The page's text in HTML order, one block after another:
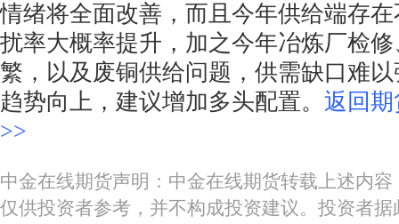
情绪将全面改善，而且今年供给端存
扰率大概率提升，加之今年冶炼厂检
繁，以及废铜供给问题，供需缺口难
趋势向上，建议增加多头配置。 返回
>>
中金在线期货声明：中金在线期货转载上述内
仅供投资者参考，并不构成投资建议。投资者